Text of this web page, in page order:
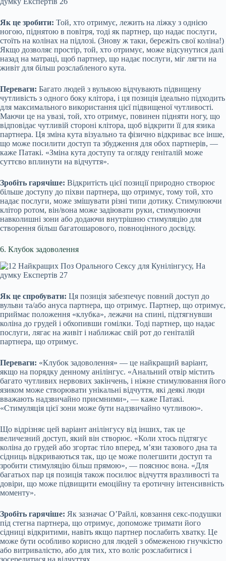
Як це зробити: Той, хто отримує, лежить на ліжку з однією
ногою, піднятою в повітря, тоді як партнер, що надає послуги,
стоїть на колінах на підлозі. (Знову ж таки, бережіть свої коліна!)
Якщо дозволяє простір, той, хто отримує, може відсунутися далі
назад на матраці, щоб партнер, що надає послуги, міг лягти на
живіт для більш розслабленого кута.
Переваги: Багато людей з вульвою відчувають підвищену
чутливість з одного боку клітора, і ця позиція ідеально підходить
для максимального використання цієї підвищеної чутливості.
Маючи це на увазі, той, хто отримує, повинен підняти ногу, що
відповідає чутливій стороні клітора, щоб відкрити її для язика
партнера. Ця зміна кута візуально та фізично відкриває все інше,
що може посилити доступ та збудження для обох партнерів, —
каже Патакі. «Зміна кута доступу та огляду геніталій може
суттєво вплинути на відчуття».
Зробіть гарячіше: Відкритість цієї позиції природно створює
більше доступу до піхви партнера, що отримує, тому той, хто
надає послуги, може змішувати різні типи дотику. Стимулюючи
клітор ротом, він/вона може задіювати руки, стимулюючи
навколишні зони або додаючи внутрішню стимуляцію для
створення більш багатошарового, повноцінного досвіду.
6. Клубок задоволення
Як це спробувати: Ця позиція забезпечує повний доступ до
вульви та/або ануса партнера, що отримує. Партнер, що отримує,
приймає положення «клубка», лежачи на спині, підтягнувши
коліна до грудей і обхопивши гомілки. Тоді партнер, що надає
послуги, лягає на живіт і наближає свій рот до геніталій
партнера, що отримує.
Переваги: «Клубок задоволення» — це найкращий варіант,
якщо на порядку денному анілінгус. «Анальний отвір містить
багато чутливих нервових закінчень, і ніжне стимулювання його
язиком може створювати унікальні відчуття, які деякі люди
вважають надзвичайно приємними», — каже Патакі.
«Стимуляція цієї зони може бути надзвичайно чутливою».
Що відрізняє цей варіант анілінгусу від інших, так це
величезний доступ, який він створює. «Коли хтось підтягує
коліна до грудей або згортає тіло вперед, м’язи тазового дна та
сідниць відкриваються так, що це може полегшити доступ та
зробити стимуляцію більш прямою», — пояснює вона. «Для
багатьох пар ця позиція також посилює відчуття вразливості та
довіри, що може підвищити емоційну та еротичну інтенсивність
моменту».
Зробіть гарячіше: Як зазначає О’Райлі, ковзання секс-подушки
під стегна партнера, що отримує, допоможе тримати його
сідниці відкритими, навіть якщо партнер послабить хватку. Це
може бути особливо корисно для людей з обмеженою гнучкістю
або витривалістю, або для тих, хто воліє розслабитися і